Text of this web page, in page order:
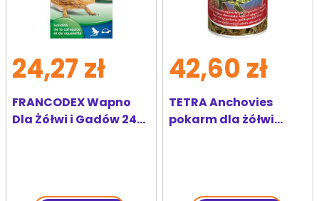
FRANCODEX Wapno
Dla Żółwi i Gadów 24
24,27 zł
TETRA Anchovies
pokarm dla żółwi
42,60 zł